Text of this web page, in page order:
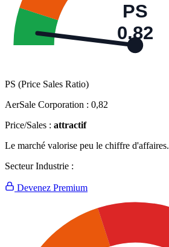
PS
0,82
PS (Price Sales Ratio)
AerSale Corporation : 0,82
Price/Sales : attractif
Le marché valorise peu le chiffre d'affaires.
Secteur Industrie :
Devenez Premium